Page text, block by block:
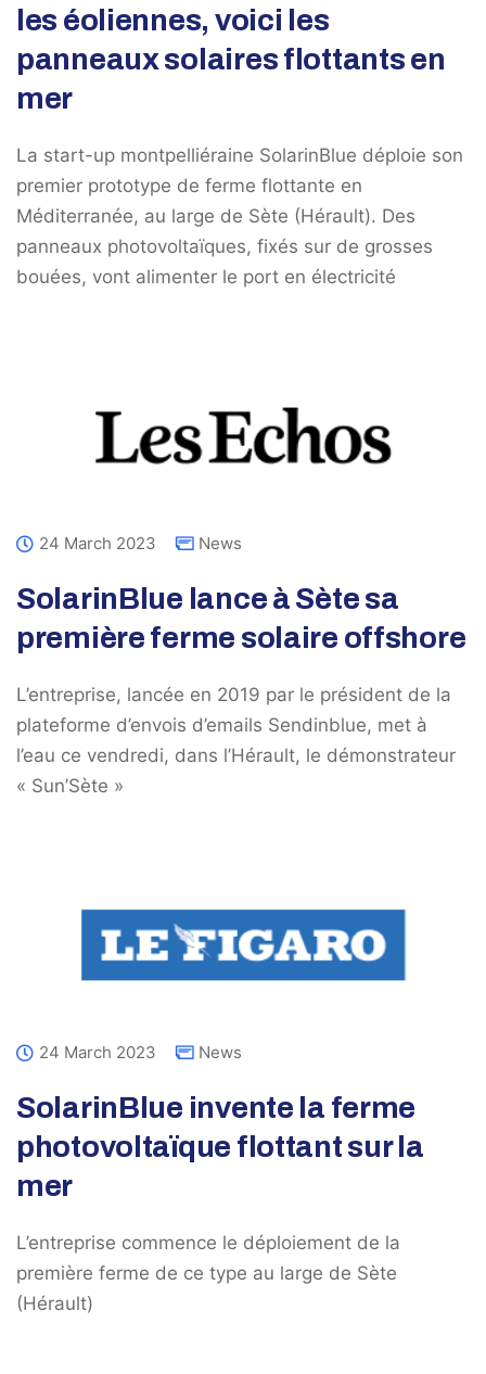
les éoliennes, voici les
panneaux solaires flottants en
mer
La start-up montpelliéraine SolarinBlue déploie son
premier prototype de ferme flottante en
Méditerranée, au large de Sète (Hérault). Des
panneaux photovoltaïques, fixés sur de grosses
bouées, vont alimenter le port en électricité
24 March 2023 News
SolarinBlue lance à Sète sa
première ferme solaire offshore
L’entreprise, lancée en 2019 par le président de la
plateforme d’envois d’emails Sendinblue, met à
l’eau ce vendredi, dans l’Hérault, le démonstrateur
« Sun’Sète »
24 March 2023 News
SolarinBlue invente la ferme
photovoltaïque flottant sur la
mer
L’entreprise commence le déploiement de la
première ferme de ce type au large de Sète
(Hérault)